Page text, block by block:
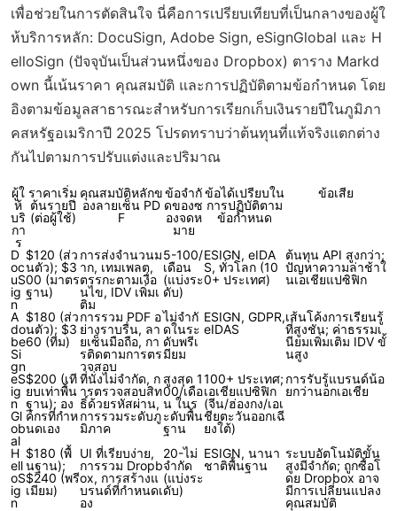
เพื่อช่วยในการตัดสินใจ นี่คือการเปรียบเทียบที่เป็นกลางของผู้ใ
ห้บริการหลัก: DocuSign, Adobe Sign, eSignGlobal และ H
elloSign (ปัจจุบันเป็นส่วนหนึ่งของ Dropbox) ตาราง Markd
own นี้เน้นราคา คุณสมบัติ และการปฏิบัติตามข้อกำหนด โดย
อิงตามข้อมูลสาธารณะสำหรับการเรียกเก็บเงินรายปีในภูมิภา
คสหรัฐอเมริกาปี 2025 โปรดทราบว่าต้นทุนที่แท้จริงแตกต่าง
กันไปตามการปรับแต่งและปริมาณ
ผู้ใ
ห้
บริ
กา
ร
ราคาเริ่ม
ต้นรายปี
(ต่อผู้ใช้)
คุณสมบัติหลักข
องลายเซ็น PD
F
ข้อจำกั
ดของซ
องจดห
มาย
ข้อได้เปรียบใน
การปฏิบัติตาม
ข้อกำหนด
ข้อเสีย
D
oc
uS
ig
n
$120 (ส่ว
นตัว); $3
00 (มาตร
ฐาน)
การส่งจำนวนม
าก, เทมเพลต,
ตรรกะตามเงื่อ
นไข, IDV เพิ่มเ
ติม
5-100/
เดือน
(แบ่งระ
ดับ)
ESIGN, eIDA
S, ทั่วโลก (10
0+ ประเทศ)
ต้นทุน API สูงกว่า;
ปัญหาความล่าช้าใ
นเอเชียแปซิฟิก
A
do
be
Si
gn
$180 (ส่ว
นตัว); $3
60 (ทีม)
การรวม PDF อ
ย่างราบรื่น, ลา
ยเซ็นมือถือ, กา
รติดตามการตร
วจสอบ
ไม่จำกั
ดในระ
ดับพรีเ
มียม
ESIGN, GDPR,
eIDAS
เส้นโค้งการเรียนรู้
ที่สูงชัน; ค่าธรรมเ
นียมเพิ่มเติม IDV ขั้
นสูง
eS
ig
n
Gl
ob
al
$200 (เที
ยบเท่าพื้น
ฐาน); อง
ค์กรที่กำห
นดเอง
ที่นั่งไม่จำกัด, ก
ารตรวจสอบสิท
ธิ์ด้วยรหัสผ่าน,
การรวมระดับภู
มิภาค
สูงสุด 1
00/เดือ
น ในร
ะดับพื้น
ฐาน
100+ ประเทศ;
เอเชียแปซิฟิก
(จีน/ฮ่องกง/เอเ
ชียตะวันออกเฉี
ยงใต้)
การรับรู้แบรนด์น้อ
ยกว่านอกเอเชีย
H
ell
oS
ig
n
$180 (พื้
นฐาน);
$240 (พรี
เมียม)
UI ที่เรียบง่าย,
การรวม Dropb
ox, การสร้างแ
บรนด์ที่กำหนดเ
อง
20-ไม่
จำกัด
(แบ่งระ
ดับ)
ESIGN, นานา
ชาติพื้นฐาน
ระบบอัตโนมัติขั้น
สูงมีจำกัด; ถูกซื้อโ
ดย Dropbox อาจ
มีการเปลี่ยนแปลง
คุณสมบัติ